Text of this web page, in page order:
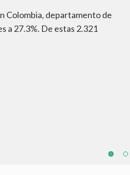
Colombia, departamento de
a 27.3%. De estas 2.321